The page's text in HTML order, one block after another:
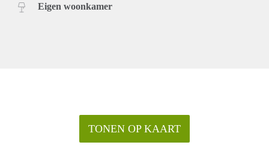
Eigen woonkamer
TONEN OP KAART